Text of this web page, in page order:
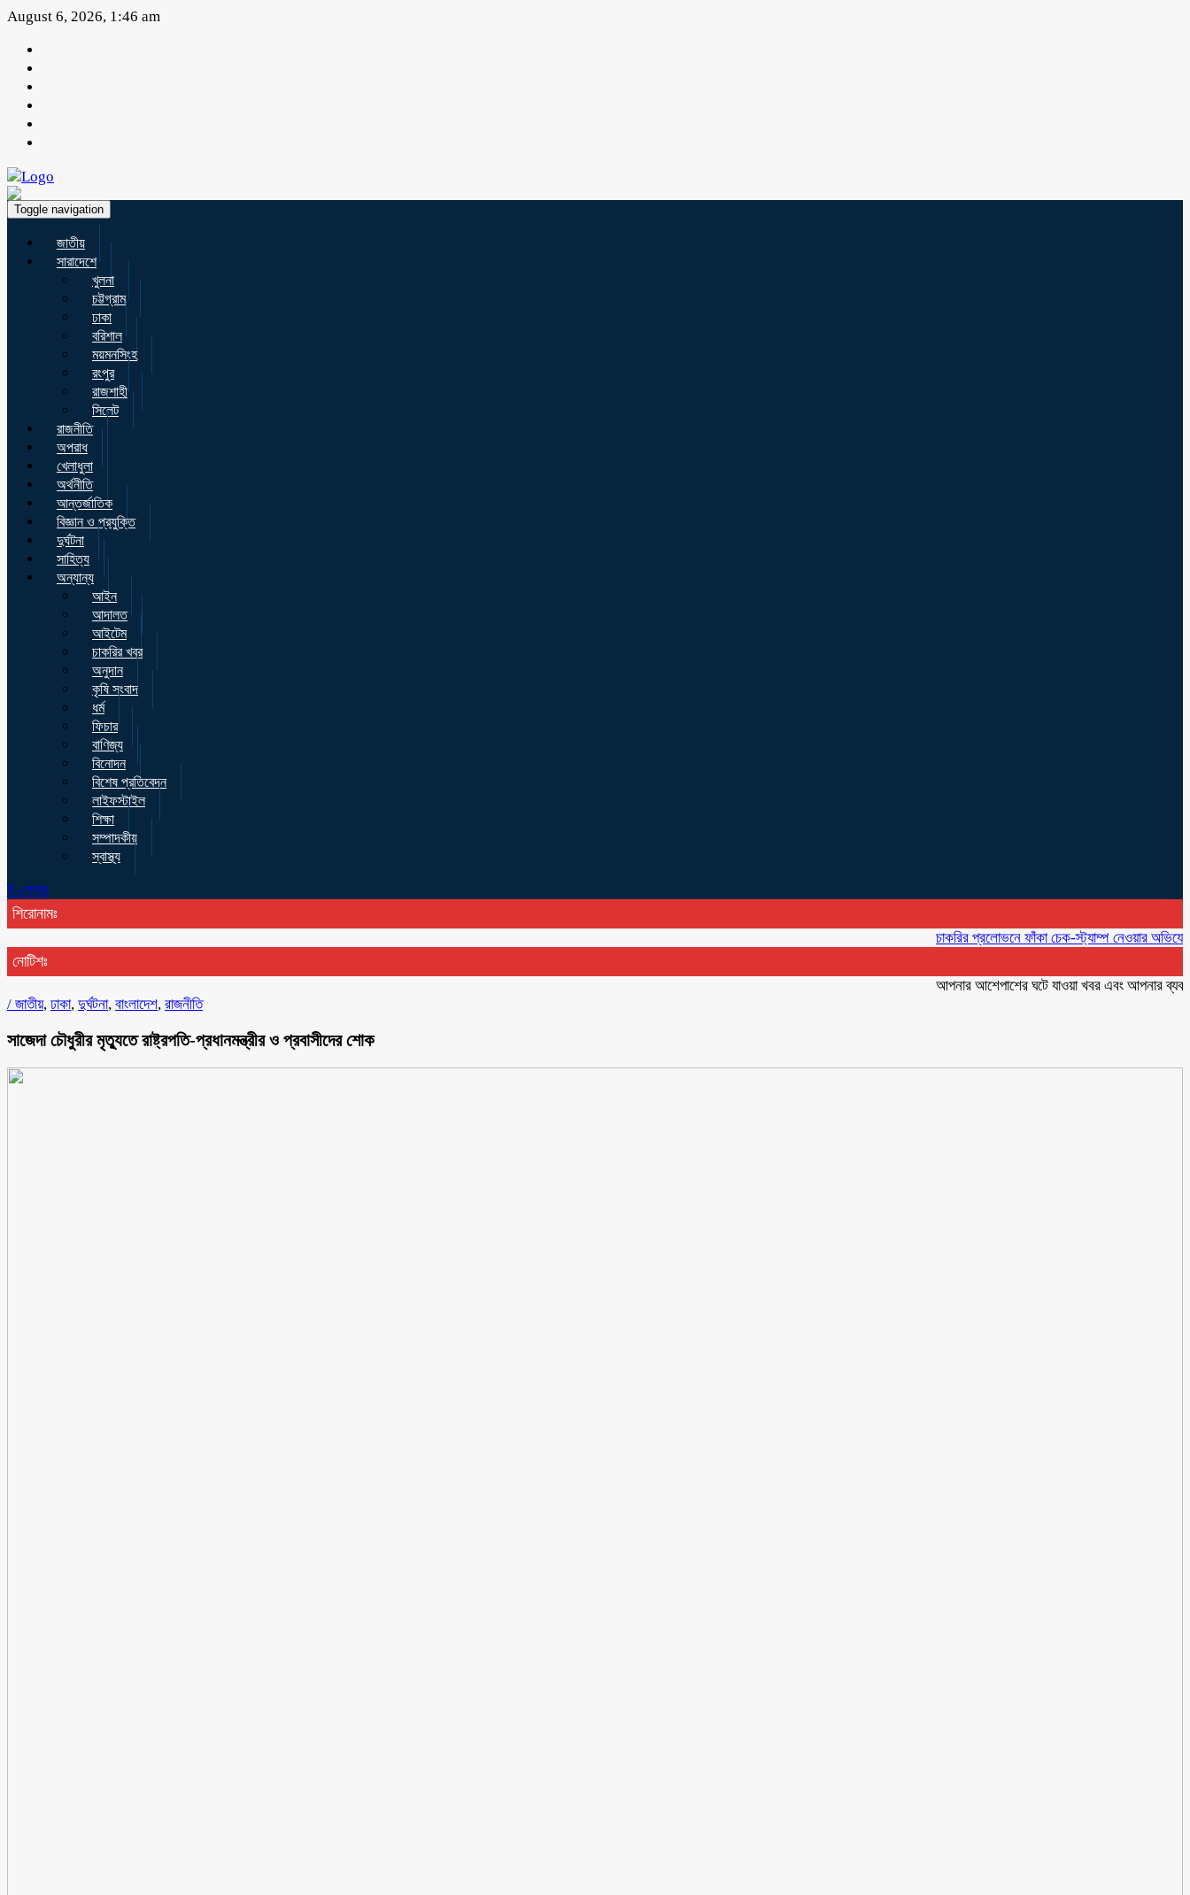
August 6, 2026, 1:46 am
Toggle navigation
জাতীয়
সারাদেশে
খুলনা
চট্টগ্রাম
ঢাকা
বরিশাল
ময়মনসিংহ
রংপুর
রাজশাহী
সিলেট
রাজনীতি
অপরাধ
খেলাধুলা
অর্থনীতি
আন্তর্জাতিক
বিজ্ঞান ও প্রযুক্তি
দুর্ঘটনা
সাহিত্য
অন্যান্য
আইন
আদালত
আইটেম
চাকরির খবর
অনুদান
কৃষি সংবাদ
ধর্ম
ফিচার
বাণিজ্য
বিনোদন
বিশেষ প্রতিবেদন
লাইফস্টাইল
শিক্ষা
সম্পাদকীয়
স্বাস্থ্য
ই-পেপার
শিরোনামঃ
চাকরির প্রলোভনে ফাঁকা চেক-স্ট্যাম্প নেওয়ার অভিযোগ,
নোটিশঃ
আপনার আশেপাশের ঘটে যাওয়া খবর এবং আপনার ব্যবসার
/ জাতীয়, ঢাকা, দুর্ঘটনা, বাংলাদেশ, রাজনীতি
সাজেদা চৌধুরীর মৃত্যুতে রাষ্ট্রপতি-প্রধানমন্ত্রীর ও প্রবাসীদের শোক